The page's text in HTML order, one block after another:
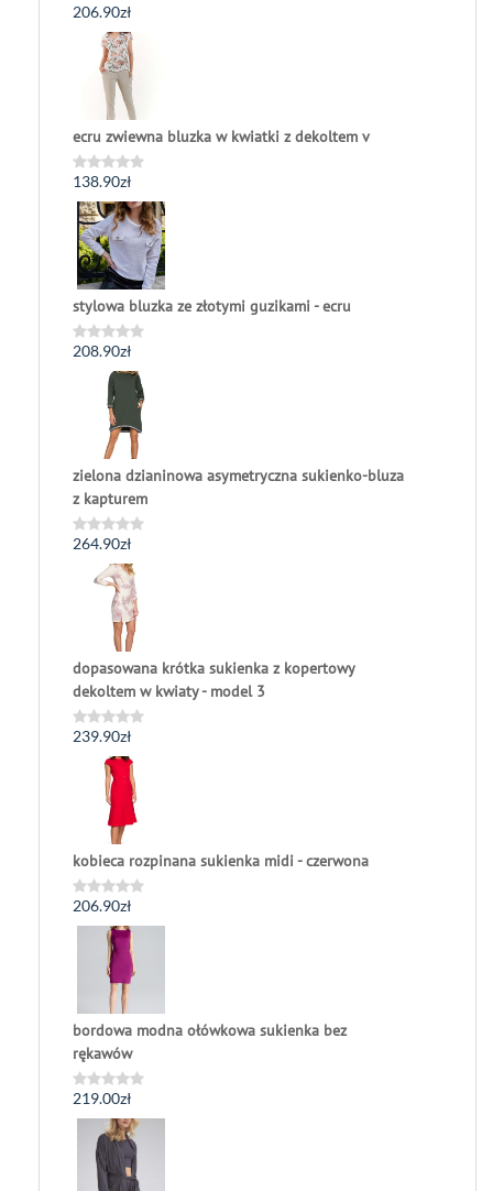
Oceniono
206.90zł
ecru zwiewna bluzka w kwiatki z dekoltem v
Oceniono
0
na
5
138.90zł
stylowa bluzka ze złotymi guzikami - ecru
Oceniono
208.90zł
zielona dzianinowa asymetryczna sukienko-bluza
z kapturem
Oceniono
264.90zł
dopasowana krótka sukienka z kopertowy
dekoltem w kwiaty - model 3
Oceniono
239.90zł
kobieca rozpinana sukienka midi - czerwona
Oceniono
0
206.90zł
bordowa modna ołówkowa sukienka bez
rękawów
Oceniono
0
219.00zł